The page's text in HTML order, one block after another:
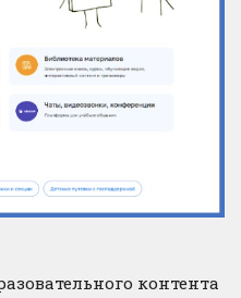
контента